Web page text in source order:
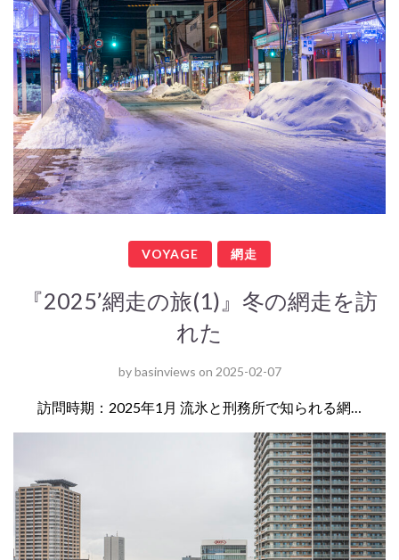
VOYAGE 網走
『2025’網走の旅(1)』冬の網走を訪
れた
bybasinviews on 2025-02-07
訪問時期：2025年1月 流氷と刑務所で知られる網…